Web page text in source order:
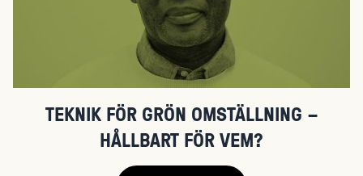
TEKNIK FÖR GRÖN OMSTÄLLNING –
HÅLLBART FÖR VEM?